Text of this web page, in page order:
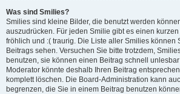
Was sind Smilies?
Smilies sind kleine Bilder, die benutzt werden
auszudrücken. Für jeden Smilie gibt es einen
fröhlich und :( traurig. Die Liste aller Smilies können
Beitrags sehen. Versuchen Sie bitte trotzdem,
benutzen, sie können einen Beitrag schnell
Moderator könnte deshalb Ihren Beitrag
komplett löschen. Die Board-Administration kann
begrenzen, die Sie in einem Beitrag benutzen